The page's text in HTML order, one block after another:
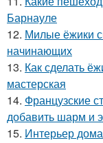
Барнауле
12. Милые ёжики
начинающих
13. Как сделать
мастерская
14. Французские
добавить шарм и
15. Интерьер